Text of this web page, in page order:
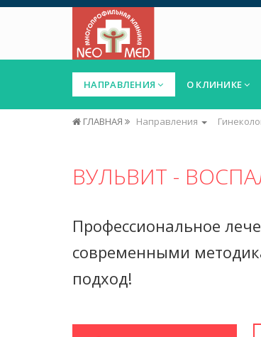
НАПРАВЛЕНИЯ О КЛИНИКЕ
ГЛАВНАЯ Направления
ВУЛЬВИТ -
Профессиональное
современными
подход!